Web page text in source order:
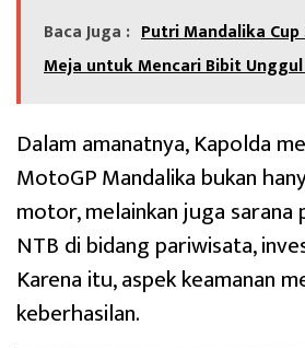
Baca Juga : Putri Mandalika
Meja untuk Mencari Bibit
Dalam amanatnya, Kapolda
MotoGP Mandalika bukan
motor, melainkan juga
NTB di bidang pariwisata,
Karena itu, aspek keamanan
keberhasilan.